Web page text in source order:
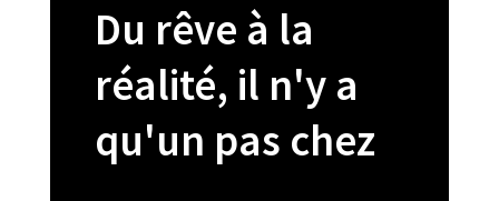
Du rêve à la
réalité, il n'y a
qu'un pas chez